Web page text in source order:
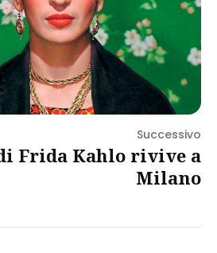
Successivo
Frida Kahlo rivive a
Milano